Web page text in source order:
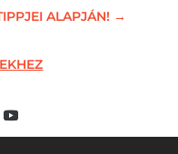
ALAPJÁN! →